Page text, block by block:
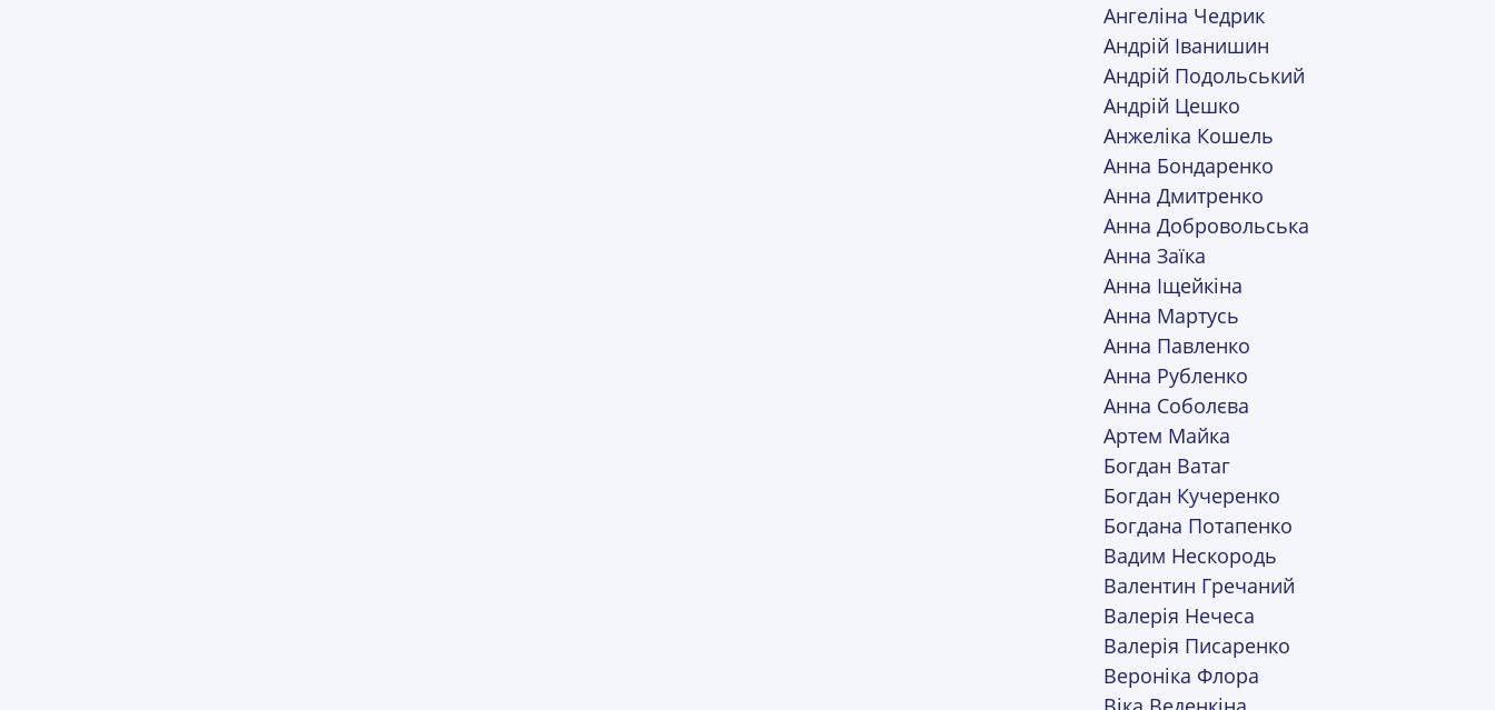
Ангеліна Чедрик
Андрій Іванишин
Андрій Подольський
Андрій Цешко
Анжеліка Кошель
Анна Бондаренко
Анна Дмитренко
Анна Добровольська
Анна Заїка
Анна Іщейкіна
Анна Мартусь
Анна Павленко
Анна Рубленко
Анна Соболєва
Артем Майка
Богдан Ватаг
Богдан Кучеренко
Богдана Потапенко
Вадим Нескородь
Валентин Гречаний
Валерія Нечеса
Валерія Писаренко
Вероніка Флора